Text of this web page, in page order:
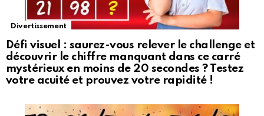
Divertissement
Défi visuel : saurez-vous relever le challenge et
découvrir le chiffre manquant dans ce carré
mystérieux en moins de 20 secondes ? Testez
votre acuité et prouvez votre rapidité !